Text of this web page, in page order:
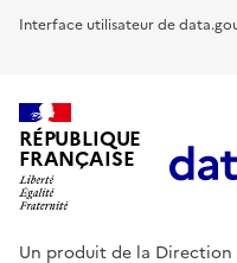
Interface utilisateur de
RÉPUBLIQUE
FRANÇAISE
Un produit de la